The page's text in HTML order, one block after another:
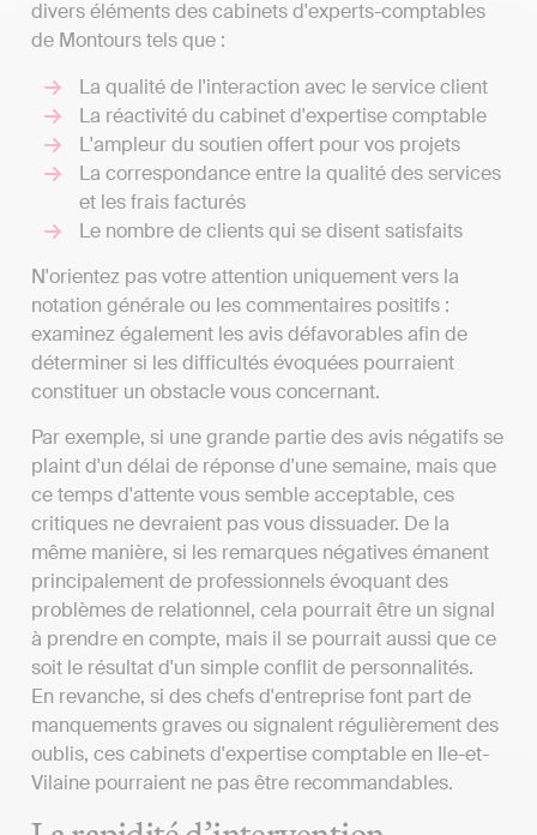
divers éléments des cabinets d'experts-comptables
de Montours tels que :
La qualité de l'interaction avec le service client
La réactivité du cabinet d'expertise comptable
L'ampleur du soutien offert pour vos projets
La correspondance entre la qualité des services
et les frais facturés
Le nombre de clients qui se disent satisfaits
N'orientez pas votre attention uniquement vers la
notation générale ou les commentaires positifs :
examinez également les avis défavorables afin de
déterminer si les difficultés évoquées pourraient
constituer un obstacle vous concernant.
Par exemple, si une grande partie des avis négatifs se
plaint d'un délai de réponse d'une semaine, mais que
ce temps d'attente vous semble acceptable, ces
critiques ne devraient pas vous dissuader. De la
même manière, si les remarques négatives émanent
principalement de professionnels évoquant des
problèmes de relationnel, cela pourrait être un signal
à prendre en compte, mais il se pourrait aussi que ce
soit le résultat d'un simple conflit de personnalités.
En revanche, si des chefs d'entreprise font part de
manquements graves ou signalent régulièrement des
oublis, ces cabinets d'expertise comptable en Ile-et-
Vilaine pourraient ne pas être recommandables.